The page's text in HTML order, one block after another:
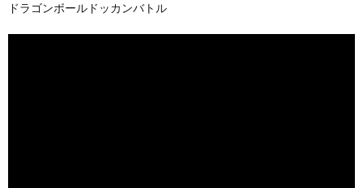
ドラゴンボールドッカンバトル